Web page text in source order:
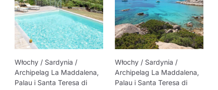
Włochy / Sardynia /
Archipelag La Maddalena,
Palau i Santa Teresa di
Włochy / Sardynia /
Archipelag La Maddalena,
Palau i Santa Teresa di